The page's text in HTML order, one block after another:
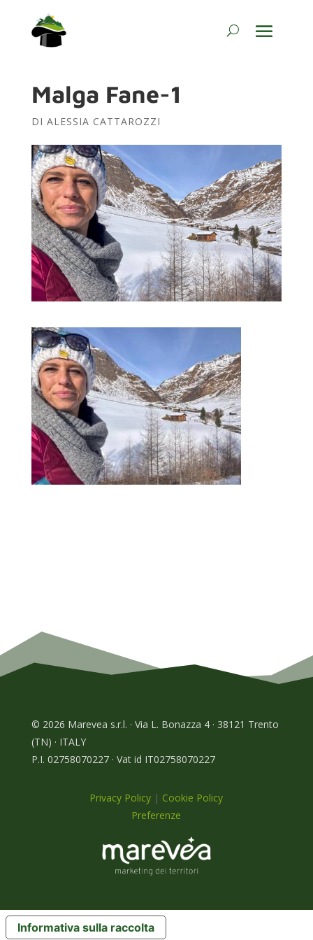
Malga Fane-1
DI ALESSIA CATTAROZZI
© 2026 Marevea s.r.l. · Via L. Bonazza 4 · 38121 Trento
(TN) · ITALY
P.I. 02758070227 · Vat id IT02758070227
Privacy Policy | Cookie Policy
Preferenze
Informativa sulla raccolta